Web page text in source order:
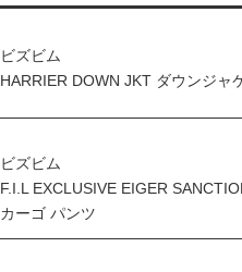
ビズビム
HARRIER DOWN JKT ダウンジャ
ビズビム
F.I.L EXCLUSIVE EIGER
カーゴ パンツ